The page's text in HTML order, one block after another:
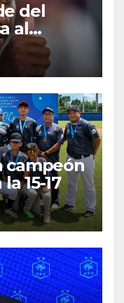
del
al
campeón
15-17